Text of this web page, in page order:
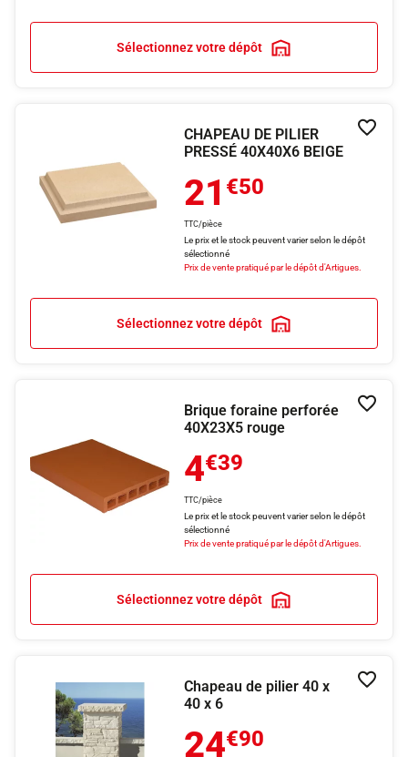
Sélectionnez votre dépôt
CHAPEAU DE PILIER
PRESSÉ 40X40X6 BEIGE
21 €50
TTC/pièce
Le prix et le stock peuvent varier selon le dépôt
sélectionné
Prix de vente pratiqué par le dépôt d'Artigues.
Sélectionnez votre dépôt
Brique foraine perforée
40X23X5 rouge
4€39
TTC/pièce
Le prix et le stock peuvent varier selon le dépôt
sélectionné
Prix de vente pratiqué par le dépôt d'Artigues.
Sélectionnez votre dépôt
Chapeau de pilier 40 x
40 x 6
24€90